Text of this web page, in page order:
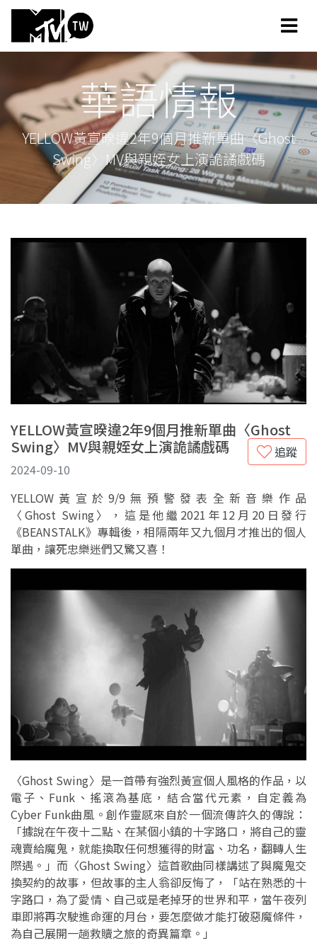
華語情報
YELLOW黃宣暌違2年9個月推新單曲〈Ghost
Swing〉MV與親姪女上演詭譎戲碼
YELLOW黃宣暌違2年9個月推新單曲〈Ghost
Swing〉MV與親姪女上演詭譎戲碼
追蹤
2024-09-10
YELLOW黃宣於9/9無預警發表全新音樂作品
〈Ghost Swing〉，這是他繼2021年12月20日發行
《BEANSTALK》專輯後，相隔兩年又九個月才推出的個人
單曲，讓死忠樂迷們又驚又喜！
〈Ghost Swing〉是一首帶有強烈黃宣個人風格的作品，以
電子、Funk、搖滾為基底，結合當代元素，自定義為
Cyber Funk曲風。創作靈感來自於一個流傳許久的傳說：
「據說在午夜十二點、在某個小鎮的十字路口，將自己的靈
魂賣給魔鬼，就能換取任何想獲得的財富、功名，翻轉人生
際遇。」而〈Ghost Swing〉這首歌曲同樣講述了與魔鬼交
換契約的故事，但故事的主人翁卻反悔了，「站在熟悉的十
字路口，為了愛情、自己或是老掉牙的世界和平，當午夜列
車即將再次駛進命運的月台，要怎麼做才能打破惡魔條件，
為自己展開一趟救贖之旅的奇異篇章。」